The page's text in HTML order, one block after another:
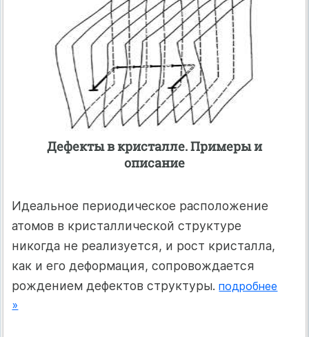
Дефекты в кристалле. Примеры и
описание
Идеальное периодическое расположение
атомов в кристаллической структуре
никогда не реализуется, и рост кристалла,
как и его деформация, сопровождается
рождением дефектов структуры.подробнее
»